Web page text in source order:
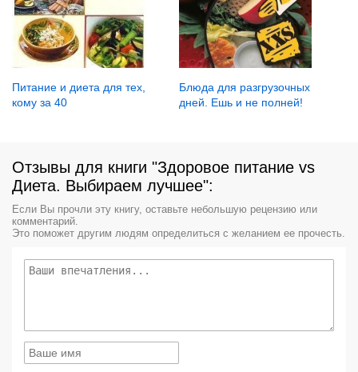
Питание и диета для тех,
кому за 40
Блюда для разгрузочных
дней. Ешь и не полней!
Отзывы для книги "Здоровое питание vs
Диета. Выбираем лучшее":
Если Вы прочли эту книгу, оставьте небольшую рецензию или
комментарий.
Это поможет другим людям определиться с желанием ее прочесть.